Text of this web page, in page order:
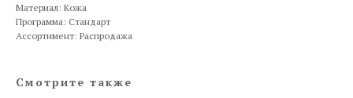
Материал: Кожа
Программа: Стандарт
Ассортимент: Распродажа
Смотрите также